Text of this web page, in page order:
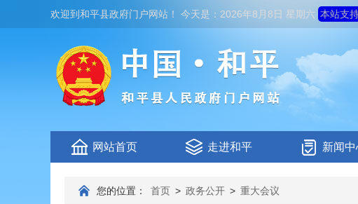
欢迎到和平县政府门户网站 ！ 今天是： 2026年8月8日 星期六 本站支
网站首页 走进和平 新闻
您的位置： 首页 > 政务公开 > 重大会议